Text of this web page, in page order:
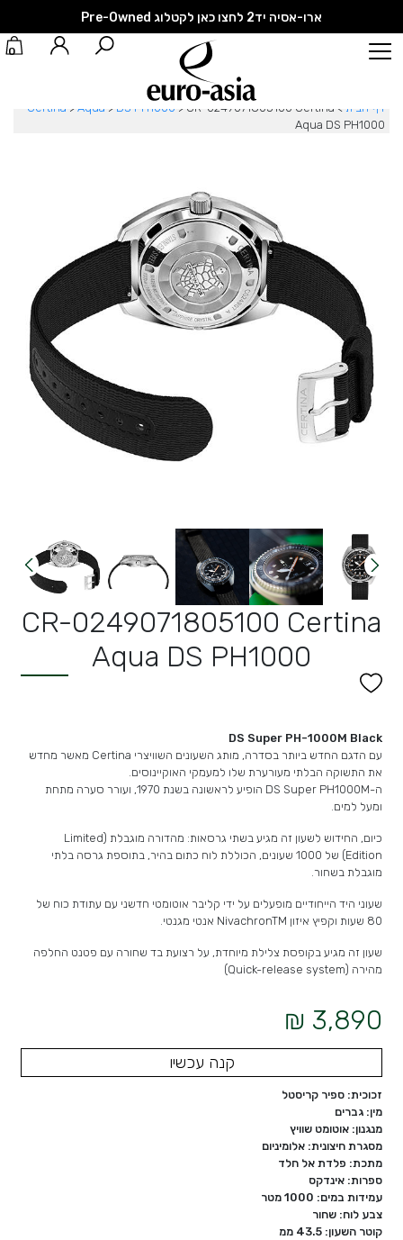
ארו-אסיה יד2 לחצו כאן לקטלוג Pre-Owned
0
דף הבית >
Certina > Aqua > DS PH1000 > CR-0249071805100 Certina
Aqua DS PH1000
CR-0249071805100 Certina
Aqua DS PH1000
DS Super PH-1000M Black
עם הדגם החדש ביותר בסדרה, מותג השעונים השוויצרי Certina מאשר מחדש
את התשוקה הבלתי מעורערת שלו למעמקי האוקיינוסים.
ה-DS Super PH1000M הופיע לראשונה בשנת 1970, ועורר סערה מתחת
ומעל למים.
כיום, החידוש לשעון זה מגיע בשתי גרסאות: מהדורה מוגבלת (Limited
Edition) של 1000 שעונים, הכוללת לוח כתום בהיר, בתוספת גרסה בלתי
מוגבלת בשחור.
שעוני היד הייחודיים מופעלים על ידי קליבר אוטומטי חדשני עם עתודת כוח של
80 שעות וקפיץ איזון NivachronTM אנטי מגנטי.
שעון זה מגיע בקופסת צלילת מיוחדת, על רצועת בד שחורה עם פטנט החלפה
מהירה (Quick-release system)
3,890 ₪
קנה עכשיו
זכוכית: ספיר קריסטל
מין: גברים
מנגנון: אוטומט שוויץ
מסגרת חיצונית: אלומיניום
מתכת: פלדת אל חלד
ספרות: אינדקס
עמידות במים: 1000 מטר
צבע לוח: שחור
קוטר השעון: 43.5 ממ